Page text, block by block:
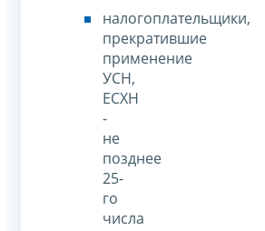
налогоплательщики,
прекратившие
применение
УСН,
ЕСХН
-
не
позднее
25-
го
числа